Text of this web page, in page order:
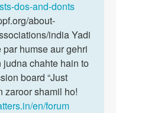
dos-and-donts
about-
india Yadi
humse aur gehri
chahte hain to
board “Just
zaroor shamil ho!
en/forum